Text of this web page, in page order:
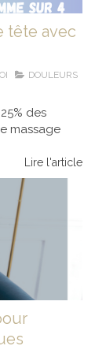
tête avec
DOULEURS
des
massage
Lire l'article